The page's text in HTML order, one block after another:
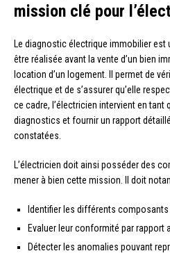
mission clé pour
Le diagnostic électrique immobilier
être réalisée avant la vente d’un bien
location d’un logement. Il permet de
électrique et de s’assurer qu’elle
ce cadre, l’électricien intervient en tant
diagnostics et fournir un rapport
constatées.
L’électricien doit ainsi posséder des
mener à bien cette mission. Il doit
Identifier les différents
Evaluer leur conformité par rapport
Détecter les anomalies pouvant